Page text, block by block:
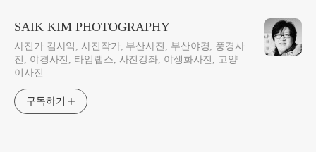
SAIK KIM PHOTOGRAPHY
사진가 김사익, 사진작가, 부산사진, 부산야경, 풍경사
진, 야경사진, 타임랩스, 사진강좌, 야생화사진, 고양
이사진
구독하기